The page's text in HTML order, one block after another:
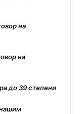
на
на
до 39 степени